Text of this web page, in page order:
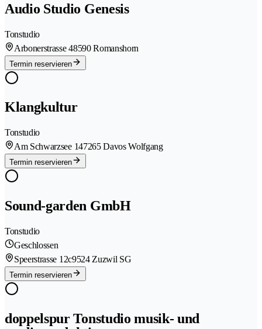
Audio Studio Genesis
Tonstudio
Arbonerstrasse 48590 Romanshorn
Termin reservieren
Klangkultur
Tonstudio
Am Schwarzsee 147265 Davos Wolfgang
Termin reservieren
Sound-garden GmbH
Tonstudio
Geschlossen
Speerstrasse 12c9524 Zuzwil SG
Termin reservieren
doppelspur Tonstudio musik- und